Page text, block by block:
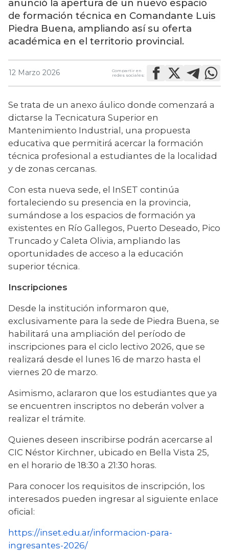
anunció la apertura de un nuevo espacio
de formación técnica en Comandante Luis
Piedra Buena, ampliando así su oferta
académica en el territorio provincial.
12 Marzo 2026
Compartir en
redes sociales:
Se trata de un anexo áulico donde comenzará a
dictarse la Tecnicatura Superior en
Mantenimiento Industrial, una propuesta
educativa que permitirá acercar la formación
técnica profesional a estudiantes de la localidad
y de zonas cercanas.
Con esta nueva sede, el InSET continúa
fortaleciendo su presencia en la provincia,
sumándose a los espacios de formación ya
existentes en Río Gallegos, Puerto Deseado, Pico
Truncado y Caleta Olivia, ampliando las
oportunidades de acceso a la educación
superior técnica.
Inscripciones
Desde la institución informaron que,
exclusivamente para la sede de Piedra Buena, se
habilitará una ampliación del período de
inscripciones para el ciclo lectivo 2026, que se
realizará desde el lunes 16 de marzo hasta el
viernes 20 de marzo.
Asimismo, aclararon que los estudiantes que ya
se encuentren inscriptos no deberán volver a
realizar el trámite.
Quienes deseen inscribirse podrán acercarse al
CIC Néstor Kirchner, ubicado en Bella Vista 25,
en el horario de 18:30 a 21:30 horas.
Para conocer los requisitos de inscripción, los
interesados pueden ingresar al siguiente enlace
oficial:
https://inset.edu.ar/informacion-para-
ingresantes-2026/